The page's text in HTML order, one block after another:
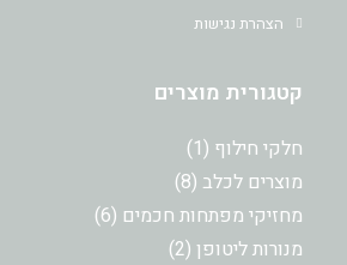
הצהרת נגישות
קטגורית מוצרים
חלקי חילוף 1מוצר
1 מוצרים לכלב 8
8
מוצרים
מחזיקי מפתחות חכמים 6
6
מנורות ליטופן 2
2